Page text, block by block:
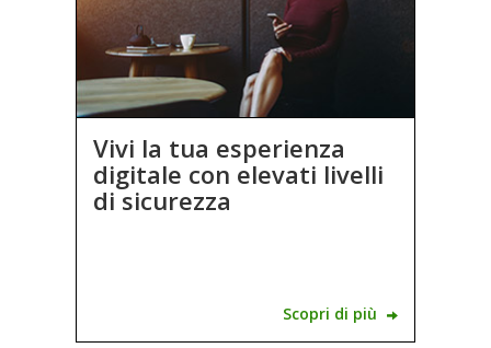
Vivi la tua esperienza
digitale con elevati livelli
di sicurezza
Scopri di più